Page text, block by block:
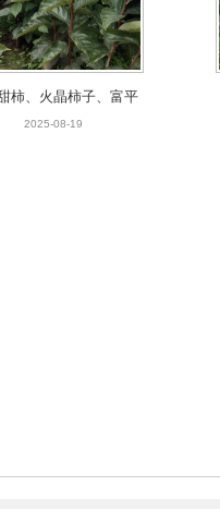
柿、火晶柿子、富平
阳丰柿子等柿子品种
2025-08-19